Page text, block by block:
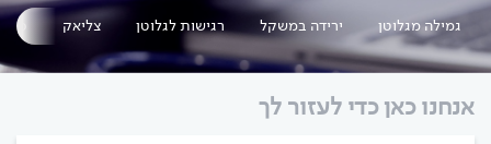
גמילה מגלוטן
ירידה במשקל רגישות לגלוטן צליאק
אנחנו כאן כדי לעזור לך